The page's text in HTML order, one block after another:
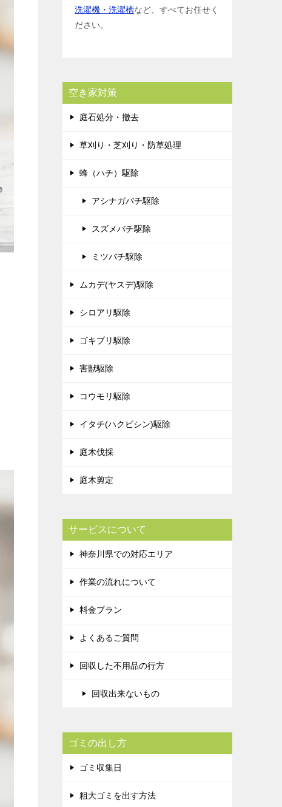
洗濯機・洗濯槽など、すべてお任せく
ださい。
空き家対策
庭石処分・撤去
草刈り・芝刈り・防草処理
蜂（ハチ）駆除
アシナガバチ駆除
スズメバチ駆除
ミツバチ駆除
ムカデ(ヤスデ)駆除
シロアリ駆除
ゴキブリ駆除
害獣駆除
コウモリ駆除
イタチ(ハクビシン)駆除
庭木伐採
庭木剪定
サービスについて
神奈川県での対応エリア
作業の流れについて
料金プラン
よくあるご質問
回収した不用品の行方
回収出来ないもの
ゴミの出し方
ゴミ収集日
粗大ゴミを出す方法